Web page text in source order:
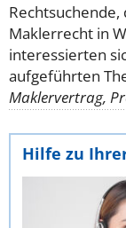
Maklerrecht in
interessierten
aufgeführten
Maklervertrag,
Hilfe zu